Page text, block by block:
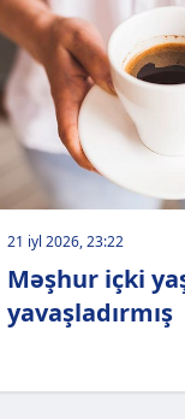
21 iyl 2026, 23:22
Məşhur içki
yavaşladırmış